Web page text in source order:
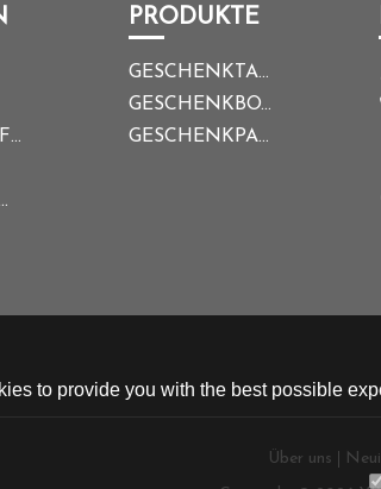
Häufig gestellte Fragen
UNS
PRODUKTE
GESCHENKTASCHE
GESCHENKBOX
GESCHENKPAPIER
Über uns
to provide you with the best possible